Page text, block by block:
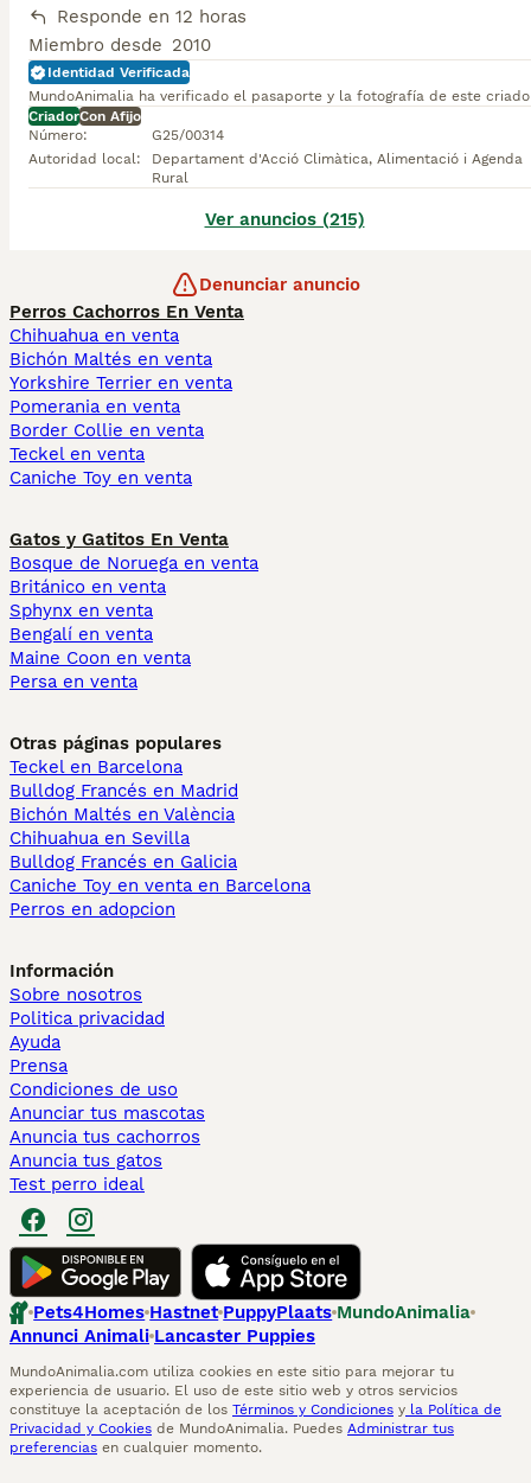
Responde en 12 horas
Miembro desde 2010
Identidad Verificada
MundoAnimalia ha verificado el pasaporte y la fotografía de este
CriadorCon Afijo
Número:
G25/00314
Autoridad local:
Departament d'Acció Climàtica, Alimentació i Agenda
Rural
Ver anuncios (215)
Denunciar anuncio
Perros Cachorros En Venta
Chihuahua en venta
Bichón Maltés en venta
Yorkshire Terrier en venta
Pomerania en venta
Border Collie en venta
Teckel en venta
Caniche Toy en venta
Gatos y Gatitos En Venta
Bosque de Noruega en venta
Británico en venta
Sphynx en venta
Bengalí en venta
Maine Coon en venta
Persa en venta
Otras páginas populares
Teckel en Barcelona
Bulldog Francés en Madrid
Bichón Maltés en València
Chihuahua en Sevilla
Bulldog Francés en Galicia
Caniche Toy en venta en Barcelona
Perros en adopcion
Información
Sobre nosotros
Politica privacidad
Ayuda
Prensa
Condiciones de uso
Anunciar tus mascotas
Anuncia tus cachorros
Anuncia tus gatos
Test perro ideal
Pets4Homes Hastnet PuppyPlaats MundoAnimalia
Annunci Animali Lancaster Puppies
MundoAnimalia.com utiliza cookies en este sitio para mejorar tu
experiencia de usuario. El uso de este sitio web y otros servicios
constituye la aceptación de los Términos y Condiciones y la Política de
Privacidad y Cookies de MundoAnimalia. Puedes Administrar tus
preferencias en cualquier momento.